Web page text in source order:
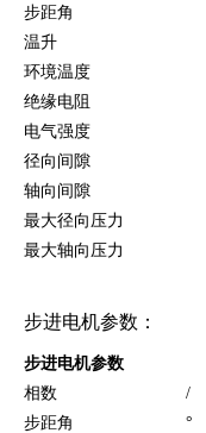
步距角
温升
环境温度
绝缘电阻
电气强度
径向间隙
轴向间隙
最大径向压力
最大轴向压力
步进电机参数：
步进电机参数
相数
/
步距角
°